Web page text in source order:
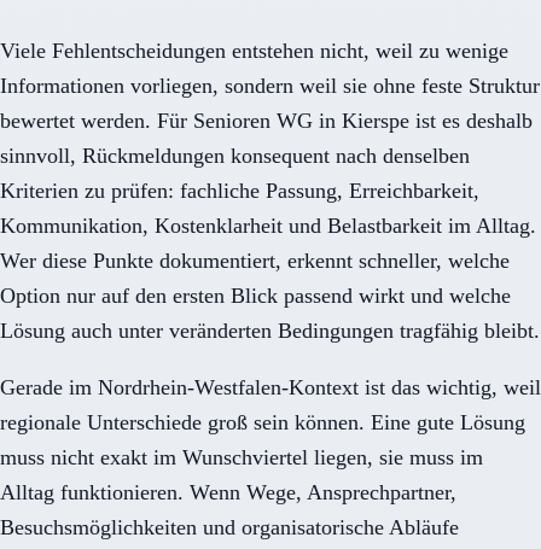
Viele Fehlentscheidungen entstehen nicht, weil zu wenige
Informationen vorliegen, sondern weil sie ohne feste Struktur
bewertet werden. Für Senioren WG in Kierspe ist es deshalb
sinnvoll, Rückmeldungen konsequent nach denselben
Kriterien zu prüfen: fachliche Passung, Erreichbarkeit,
Kommunikation, Kostenklarheit und Belastbarkeit im Alltag.
Wer diese Punkte dokumentiert, erkennt schneller, welche
Option nur auf den ersten Blick passend wirkt und welche
Lösung auch unter veränderten Bedingungen tragfähig bleibt.
Gerade im Nordrhein-Westfalen-Kontext ist das wichtig, weil
regionale Unterschiede groß sein können. Eine gute Lösung
muss nicht exakt im Wunschviertel liegen, sie muss im
Alltag funktionieren. Wenn Wege, Ansprechpartner,
Besuchsmöglichkeiten und organisatorische Abläufe